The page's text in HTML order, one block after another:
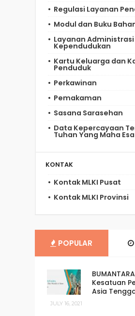
Regulasi Layanan
Modul dan Buku
Layanan Administrasi
Kependudukan
Kartu Keluarga dan
Penduduk
Perkawinan
Pemakaman
Sasana Sarasehan
Data Kepercayaan
Tuhan Yang Maha Esa
KONTAK
Kontak MLKI Pusat
Kontak MLKI Provinsi
POPULAR
Kesatuan
Asia
JULY 16, 2021